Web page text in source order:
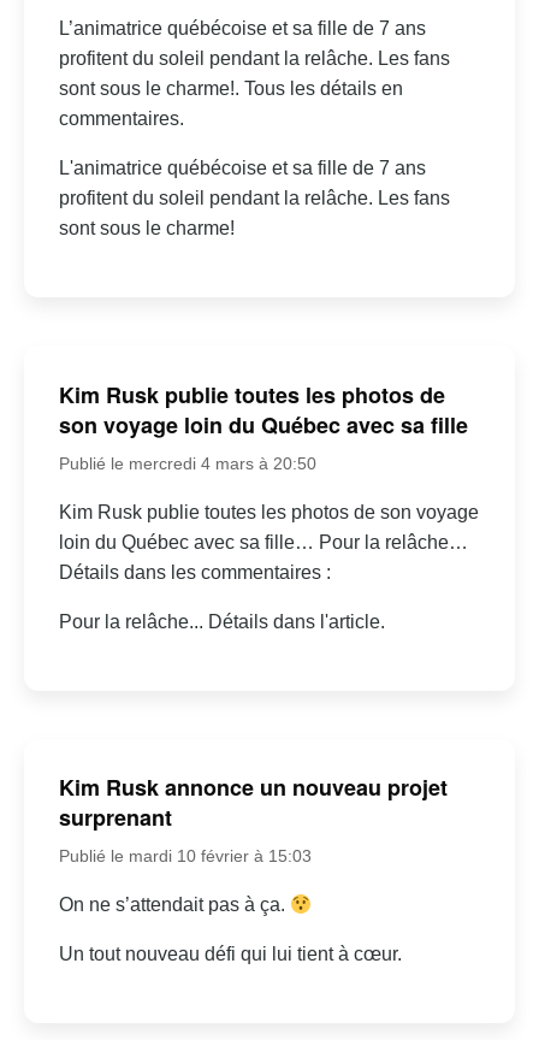
L’animatrice québécoise et sa fille de 7 ans
profitent du soleil pendant la relâche. Les fans
sont sous le charme!. Tous les détails en
commentaires.
L'animatrice québécoise et sa fille de 7 ans
profitent du soleil pendant la relâche. Les fans
sont sous le charme!
Kim Rusk publie toutes les photos de
son voyage loin du Québec avec sa fille
Publié le mercredi 4 mars à 20:50
Kim Rusk publie toutes les photos de son voyage
loin du Québec avec sa fille… Pour la relâche…
Détails dans les commentaires :
Pour la relâche... Détails dans l'article.
Kim Rusk annonce un nouveau projet
surprenant
Publié le mardi 10 février à 15:03
On ne s’attendait pas à ça.
Un tout nouveau défi qui lui tient à cœur.